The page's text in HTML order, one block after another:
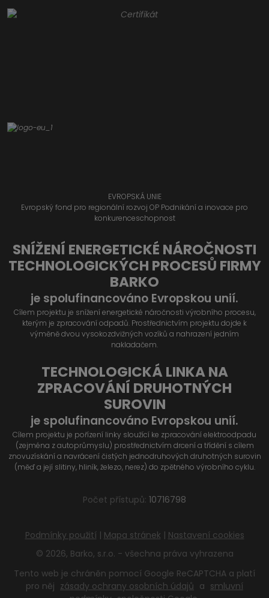
EVROPSKÁ UNIE
Evropský fond pro regionální rozvoj OP Podnikání a inovace pro
konkurenceschopnost
SNÍŽENÍ ENERGETICKÉ NÁROČNOSTI
TECHNOLOGICKÝCH PROCESŮ FIRMY
BARKO
je spolufinancováno Evropskou unií.
Cílem projektu je snížení energetické náročnosti výrobního procesu,
kterým je zpracování odpadů. Prostřednictvím projektu dojde k
výměně dvou vysokozdvižných vozíků a nahrazení jedním
nakladačem.
TECHNOLOGICKÁ LINKA NA
ZPRACOVÁNÍ DRUHOTNÝCH
SUROVIN
je spolufinancováno Evropskou unií.
Cílem projektu je pořízení linky sloužící ke zpracování elektroodpadu
(zejména z autoprůmyslu) prostřednictvím drcení a třídění s cílem
znovuzískání a navrácení čistých jednodruhových druhotných surovin
(měď a její slitiny, hliník, železo, nerez) do zpětného výrobního cyklu.
Počet přístupů: 10716798
© 2026, Barko, s.r.o. - všechna práva vyhrazena
Podmínky použití | Mapa stránek | Nastavení cookies
Tento web je chráněn pomocí Google ReCAPTCHA a platí
pro něj zásady ochrany osobních údajů a smluvní